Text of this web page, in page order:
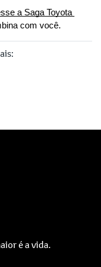
a Saga Toyota
com você.
é a vida.